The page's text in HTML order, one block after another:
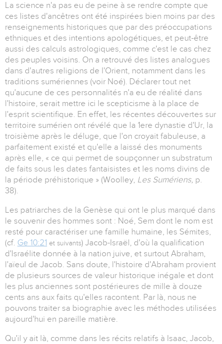
La science n'a pas eu de peine à se rendre compte que
ces listes d'ancêtres ont été inspirées bien moins par des
renseignements historiques que par des préoccupations
ethniques et des intentions apologétiques, et peut-être
aussi des calculs astrologiques, comme c'est le cas chez
des peuples voisins. On a retrouvé des listes analogues
dans d'autres religions de l'Orient, notamment dans les
traditions sumériennes (voir Noé). Déclarer tout net
qu'aucune de ces personnalités n'a eu de réalité dans
l'histoire, serait mettre ici le scepticisme à la place de
l'esprit scientifique. En effet, les récentes découvertes sur
territoire sumérien ont révélé que la 1ere dynastie d'Ur, la
troisième après le déluge, que l'on croyait fabuleuse, a
parfaitement existé et qu'elle a laissé des monuments
après elle, « ce qui permet de soupçonner un substratum
de faits sous les dates fantaisistes et les noms divins de
la période préhistorique » (Woolley, Les Sumériens, p.
38).
Les patriarches de la Genèse qui ont le plus marqué dans
le souvenir des hommes sont : Noé, Sem dont le nom est
resté pour caractériser une famille humaine, les Sémites,
(cf. Ge 10:21 et suivants) Jacob-Israël, d'où la qualification
d'Israélite donnée à la nation juive, et surtout Abraham,
l'aïeul de Jacob. Sans doute, l'histoire d'Abraham provient
de plusieurs sources de valeur historique inégale et dont
les plus anciennes sont postérieures de mille à douze
cents ans aux faits qu'elles racontent. Par là, nous ne
pouvons traiter sa biographie avec les méthodes utilisées
aujourd'hui en pareille matière.
Qu'il y ait là, comme dans les récits relatifs à Isaac, Jacob,